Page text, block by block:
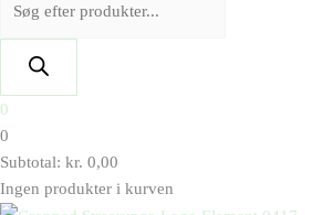
0
0
Subtotal: kr. 0,00
Ingen produkter i kurven